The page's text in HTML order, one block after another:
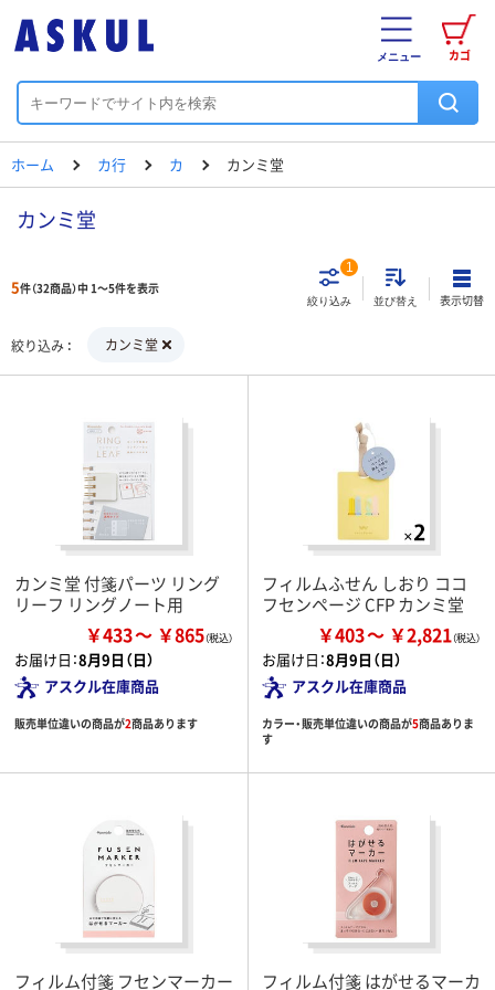
カゴ
メニュー
ホーム カ行 カ カンミ堂
カンミ堂
5件（32商品）中 1～5件を表示
絞り込み
1
並び替え 表示切替
絞り込み カンミ堂
カンミ堂 付箋パーツ リング
リーフ リングノート用
￥433 ￥865
お届け日：8月9日（日）
アスクル在庫商品
販売単位違いの商品が2商品あります
フィルムふせん しおり ココ
フセンページ CFP カンミ堂
￥403 ￥2,821
お届け日：8月9日（日）
アスクル在庫商品
カラー・販売単位違いの商品が5商品ありま
す
フィルム付箋 フセンマーカー
フィルム付箋 はがせるマーカ